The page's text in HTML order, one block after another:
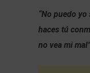
“No puedo
haces tú
no vea mi